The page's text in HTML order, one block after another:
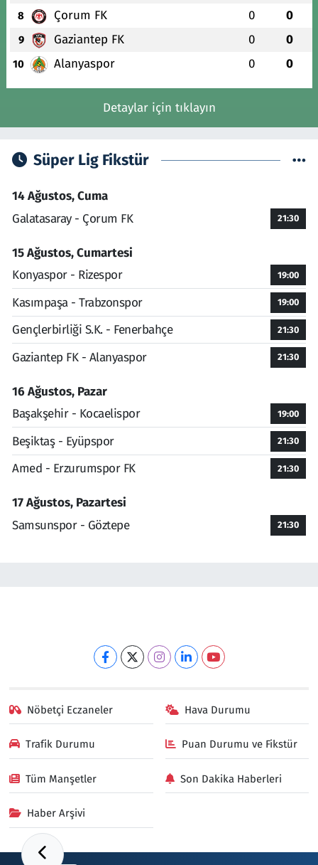
8 Çorum FK 0 0
9 Gaziantep FK 0 0
10 Alanyaspor 0 0
Detaylar için tıklayın
Süper Lig Fikstür
14 Ağustos, Cuma
Galatasaray - Çorum FK
21:30
15 Ağustos, Cumartesi
Konyaspor - Rizespor
19:00
Kasımpaşa - Trabzonspor 19:00
Gençlerbirliği S.K. - Fenerbahçe 21:30
Gaziantep FK - Alanyaspor 21:30
16 Ağustos, Pazar
Başakşehir - Kocaelispor
19:00
Beşiktaş - Eyüpspor 21:30
Amed - Erzurumspor FK 21:30
17 Ağustos, Pazartesi
Samsunspor - Göztepe
21:30
Nöbetçi Eczaneler Hava Durumu
Trafik Durumu Puan Durumu ve Fikstür
Tüm Manşetler Son Dakika Haberleri
Haber Arşivi